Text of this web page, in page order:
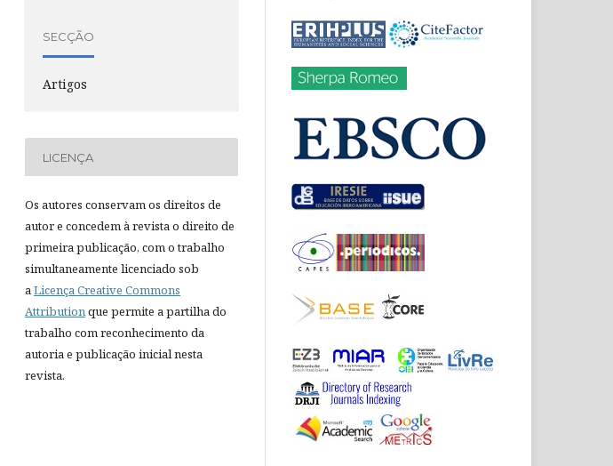
SECÇÃO
Artigos
LICENÇA
Os autores conservam os direitos de
autor e concedem à revista o direito de
primeira publicação, com o trabalho
simultaneamente licenciado sob
aLicença Creative Commons
Attributionque permite a partilha do
trabalho com reconhecimento da
autoria e publicação inicial nesta
revista.